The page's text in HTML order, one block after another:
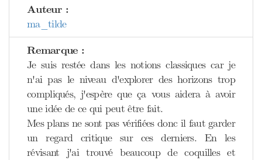
Auteur :
ma_tilde
Remarque :
Je suis restée dans les notions classiques car je
n'ai pas le niveau d'explorer des horizons trop
compliqués, j'espère que ça vous aidera à avoir
une idée de ce qui peut être fait.
Mes plans ne sont pas vérifiées donc il faut garder
un regard critique sur ces derniers. En les
révisant j'ai trouvé beaucoup de coquilles et